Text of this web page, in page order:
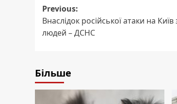
Post
navigation
Previous:
Внаслідок російської атаки на
людей – ДСНС
Більше